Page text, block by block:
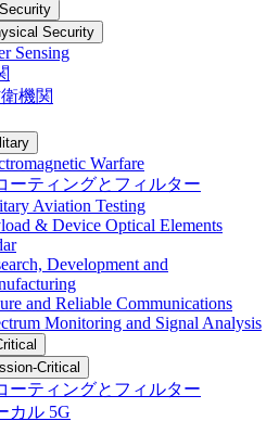
Security
Sensing
機関
Warfare
ーティングとフィルター
Aviation Testing
& Device Optical Elements
Development and
and Reliable Communications
Monitoring and Signal Analysis
Critical
ーティングとフィルター
カル 5G